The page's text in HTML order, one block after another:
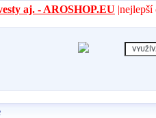
aj. - AROSHOP.EU